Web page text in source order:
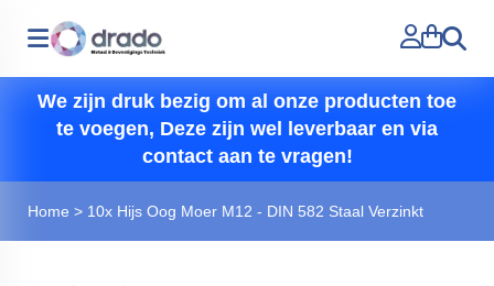
Zoeken
We zijn druk bezig om al onze producten toe
te voegen, Deze zijn wel leverbaar en via
contact aan te vragen!
Home > 10x Hijs Oog Moer M12 - DIN 582 Staal Verzinkt